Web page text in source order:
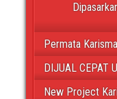
Permata
DIJUAL CEPAT
New Project